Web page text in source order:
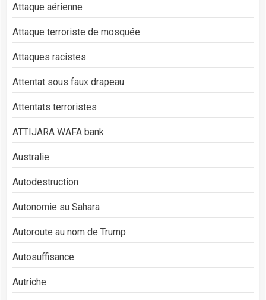
Attaque aérienne
Attaque terroriste de mosquée
Attaques racistes
Attentat sous faux drapeau
Attentats terroristes
ATTIJARA WAFA bank
Australie
Autodestruction
Autonomie su Sahara
Autoroute au nom de Trump
Autosuffisance
Autriche